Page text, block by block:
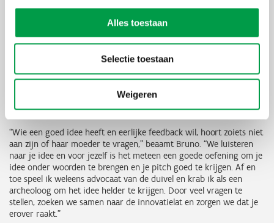
Alles toestaan
Selectie toestaan
Weigeren
4. Voor een luisterend, neutraal en kritisch
oor
Je wil belangeloos advies? Dan zit je aan het juiste adres. Tine:
“Onze feedback en advies zijn steeds zo neutraal mogelijk. We
wat je ermee doet. We durven je idee of project ook kritisch te
beoordelen. Dat is nodig, zelfs al ben je er helemaal verliefd op.”
“Wie een goed idee heeft en eerlijke feedback wil, hoort zoiets niet
aan zijn of haar moeder te vragen,” beaamt Bruno. “We luisteren
naar je idee en voor jezelf is het meteen een goede oefening om je
idee onder woorden te brengen en je pitch goed te krijgen. Af en
toe speel ik weleens advocaat van de duivel en krab ik als een
archeoloog om het idee helder te krijgen. Door veel vragen te
stellen, zoeken we samen naar de innovatielat en zorgen we dat je
erover raakt.”